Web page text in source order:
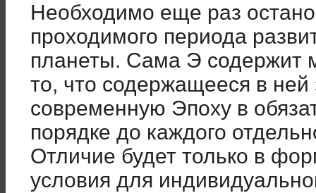
Необходимо еще раз
проходимого периода
планеты. Сама Э содержит
то, что содержащееся в
современную Эпоху в
порядке до каждого
Отличие будет только в
условия для